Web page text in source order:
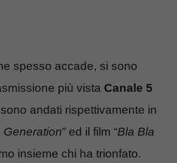
spesso accade, si sono
più vista Canale 5
andati rispettivamente in
Generation” ed il film “Bla Bla
insieme chi ha trionfato.